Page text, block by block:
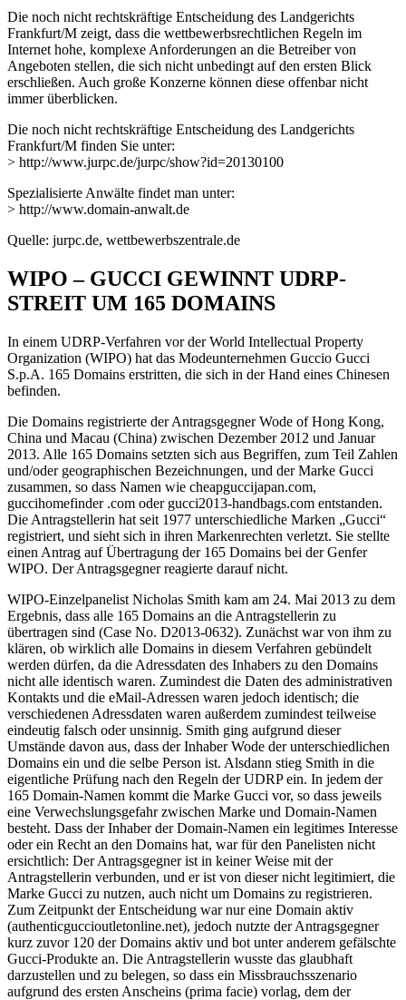
Die noch nicht rechtskräftige Entscheidung des Landgerichts
Frankfurt/M zeigt, dass die wettbewerbsrechtlichen Regeln im
Internet hohe, komplexe Anforderungen an die Betreiber von
Angeboten stellen, die sich nicht unbedingt auf den ersten Blick
erschließen. Auch große Konzerne können diese offenbar nicht
immer überblicken.
Die noch nicht rechtskräftige Entscheidung des Landgerichts
Frankfurt/M finden Sie unter:
> http://www.jurpc.de/jurpc/show?id=20130100
Spezialisierte Anwälte findet man unter:
> http://www.domain-anwalt.de
Quelle: jurpc.de, wettbewerbszentrale.de
WIPO – GUCCI GEWINNT UDRP-
STREIT UM 165 DOMAINS
In einem UDRP-Verfahren vor der World Intellectual Property
Organization (WIPO) hat das Modeunternehmen Guccio Gucci
S.p.A. 165 Domains erstritten, die sich in der Hand eines Chinesen
befinden.
Die Domains registrierte der Antragsgegner Wode of Hong Kong,
China und Macau (China) zwischen Dezember 2012 und Januar
2013. Alle 165 Domains setzten sich aus Begriffen, zum Teil Zahlen
und/oder geographischen Bezeichnungen, und der Marke Gucci
zusammen, so dass Namen wie cheapguccijapan.com,
guccihomefinder .com oder gucci2013-handbags.com entstanden.
Die Antragstellerin hat seit 1977 unterschiedliche Marken „Gucci“
registriert, und sieht sich in ihren Markenrechten verletzt. Sie stellte
einen Antrag auf Übertragung der 165 Domains bei der Genfer
WIPO. Der Antragsgegner reagierte darauf nicht.
WIPO-Einzelpanelist Nicholas Smith kam am 24. Mai 2013 zu dem
Ergebnis, dass alle 165 Domains an die Antragstellerin zu
übertragen sind (Case No. D2013-0632). Zunächst war von ihm zu
klären, ob wirklich alle Domains in diesem Verfahren gebündelt
werden dürfen, da die Adressdaten des Inhabers zu den Domains
nicht alle identisch waren. Zumindest die Daten des administrativen
Kontakts und die eMail-Adressen waren jedoch identisch; die
verschiedenen Adressdaten waren außerdem zumindest teilweise
eindeutig falsch oder unsinnig. Smith ging aufgrund dieser
Umstände davon aus, dass der Inhaber Wode der unterschiedlichen
Domains ein und die selbe Person ist. Alsdann stieg Smith in die
eigentliche Prüfung nach den Regeln der UDRP ein. In jedem der
165 Domain-Namen kommt die Marke Gucci vor, so dass jeweils
eine Verwechslungsgefahr zwischen Marke und Domain-Namen
besteht. Dass der Inhaber der Domain-Namen ein legitimes Interesse
oder ein Recht an den Domains hat, war für den Panelisten nicht
ersichtlich: Der Antragsgegner ist in keiner Weise mit der
Antragstellerin verbunden, und er ist von dieser nicht legitimiert, die
Marke Gucci zu nutzen, auch nicht um Domains zu registrieren.
Zum Zeitpunkt der Entscheidung war nur eine Domain aktiv
(authenticguccioutletonline.net), jedoch nutzte der Antragsgegner
kurz zuvor 120 der Domains aktiv und bot unter anderem gefälschte
Gucci-Produkte an. Die Antragstellerin wusste das glaubhaft
darzustellen und zu belegen, so dass ein Missbrauchsszenario
aufgrund des ersten Anscheins (prima facie) vorlag, dem der